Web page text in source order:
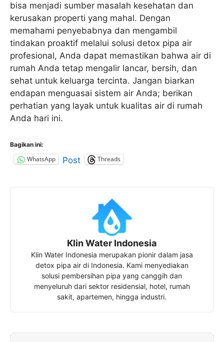
bisa menjadi sumber masalah kesehatan dan
kerusakan properti yang mahal. Dengan
memahami penyebabnya dan mengambil
tindakan proaktif melalui solusi detox pipa air
profesional, Anda dapat memastikan bahwa air di
rumah Anda tetap mengalir lancar, bersih, dan
sehat untuk keluarga tercinta. Jangan biarkan
endapan menguasai sistem air Anda; berikan
perhatian yang layak untuk kualitas air di rumah
Anda hari ini.
Bagikan ini:
WhatsApp Post Threads
Klin Water Indonesia
Klin Water Indonesia merupakan pionir dalam jasa
detox pipa air di Indonesia. Kami menyediakan
solusi pembersihan pipa yang canggih dan
menyeluruh dari sektor residensial, hotel, rumah
sakit, apartemen, hingga industri.